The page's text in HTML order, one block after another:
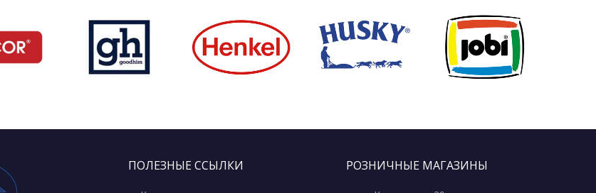
ПОЛЕЗНЫЕ ССЫЛКИ РОЗНИЧНЫЕ МАГАЗИНЫ